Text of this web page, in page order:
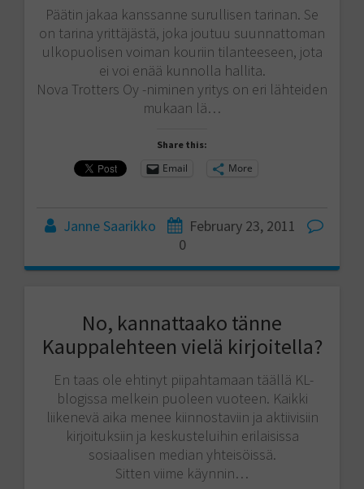
Päätin jakaa kanssanne surullisen tarinan. Se
on tarina yrittäjästä, joka joutuu suunnattoman
ulkopuolisen voiman kouriin tilanteeseen, jota
ei voi enää kunnolla hallita.
Nova Trotters Oy -niminen yritys on eri lähteiden
mukaan lä…
Share this:
Email More
Janne Saarikko
February 23, 2011
0
No, kannattaako tänne
Kauppalehteen vielä kirjoitella?
En taas ole ehtinyt piipahtamaan täällä KL-
blogissa melkein puoleen vuoteen. Kaikki
liikenevä aika menee kiinnostaviin ja aktiivisiin
kirjoituksiin ja keskusteluihin erilaisissa
sosiaalisen median yhteisöissä.
Sitten viime käynnin…